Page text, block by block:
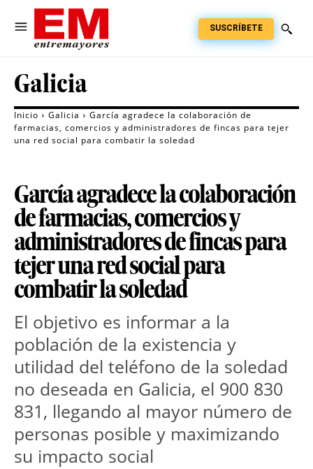
SUSCRÍBETE
Galicia
Inicio Galicia
García agradece la colaboración de
farmacias, comercios y administradores de fincas para tejer
una red social para combatir la soledad
García agradece la colaboración
de farmacias, comercios y
administradores de fincas para
tejer una red social para
combatir la soledad
El objetivo es informar a la
población de la existencia y
utilidad del teléfono de la soledad
no deseada en Galicia, el 900 830
831, llegando al mayor número de
personas posible y maximizando
su impacto social